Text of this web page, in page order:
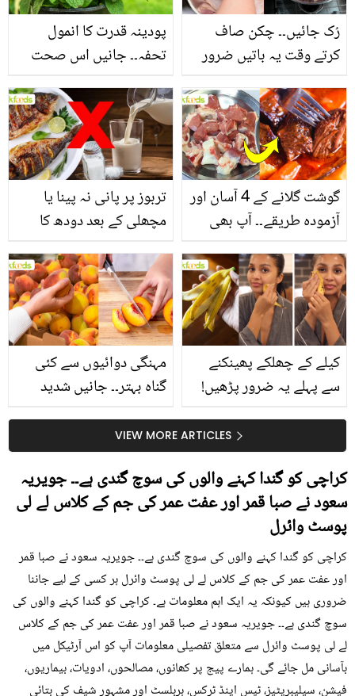
پودینہ قدرت کا انمول
تحفہ۔۔ جانیں اس صحت
انگیز طبی فوائد
رُک جائیں۔۔ چکن صاف
کرتے وقت یہ باتیں ضرور
تربوز پر پانی نہ پینا یا
مچھلی کے بعد دودھ کا
سے متعلق غلط فہمیوں کی
حقیقت کیا ہے اور افواہ
کیا؟
گوشت گلانے کے 4 آسان اور
آزمودہ طریقے۔۔ آپ بھی
بتائے راز
مہنگی دوائیوں سے کئی
گناہ بہتر۔۔ جانیں شدید
کیوں کھانا چاہیے؟
کیلے کے چھلکے پھینکنے
سے پہلے یہ ضرور پڑھیں!
سستا اور قدرتی حلVIEW MORE ARTICLES
کراچی کو گندا کہنے والوں کی سوچ گندی ہے۔۔ جویریہ
سعود نے صبا قمر اور عفت عمر کی جم کے کلاس لے لی
پوسٹ وائرل
کراچی کو گندا کہنے والوں کی سوچ گندی ہے۔۔ جویریہ سعود نے صبا قمر
اور عفت عمر کی جم کے کلاس لے لی پوسٹ وائرل ہر کسی کے لیے جاننا
ضروری ہیں کیونکہ یہ ایک اہم معلومات ہے۔ کراچی کو گندا کہنے والوں کی
سوچ گندی ہے۔۔ جویریہ سعود نے صبا قمر اور عفت عمر کی جم کے کلاس
لے لی پوسٹ وائرل سے متعلق تفصیلی معلومات آپ کو اس آرٹیکل میں
بآسانی مل جائے گی۔ ہمارے پیج پر کھانوں، مصالحوں، ادویات، بیماریوں،
فیشن، سیلیبریٹیز، ٹپس اینڈ ٹرکس، ہربلسٹ اور مشہور شیف کی بتائی